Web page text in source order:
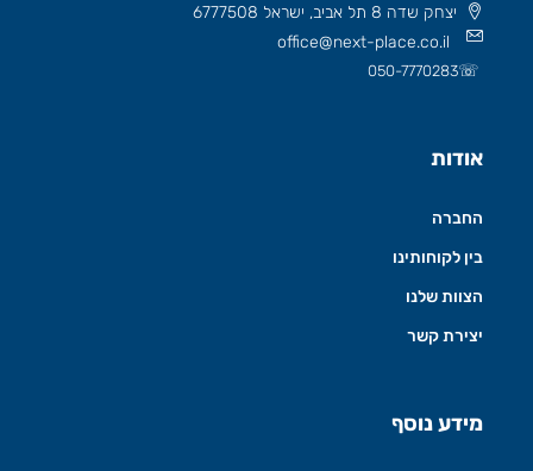
יצחק שדה 8 תל אביב, ישראל 6777508
office@next-place.co.il
☏
050-7770283
אודות
החברה
בין לקוחותינו
הצוות שלנו
יצירת קשר
מידע נוסף